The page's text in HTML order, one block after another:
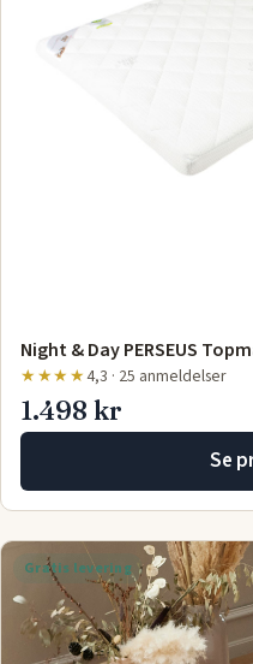
Night & Day PERSEUS
★★★★4,3 · 25 anmeldelser
1.498 kr
Se
Gratis levering